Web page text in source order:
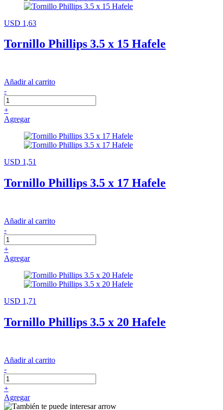
USD 1,63
Tornillo Phillips 3.5 x 15 Hafele
Añadir al carrito
-
+
Agregar
USD 1,51
Tornillo Phillips 3.5 x 17 Hafele
Añadir al carrito
-
+
Agregar
USD 1,71
Tornillo Phillips 3.5 x 20 Hafele
Añadir al carrito
-
+
Agregar